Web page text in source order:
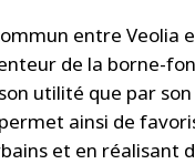
entre
de la borne-
utilité que par
ainsi de
et en réalisant